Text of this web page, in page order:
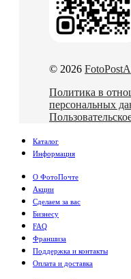
© 2026
Политика в
персональных
Каталог
Информация
О ФотоПочте
Акции
Сделаем за вас
Бизнесу
FAQ
Франшиза
Поддержка и контакты
Оплата и доставка